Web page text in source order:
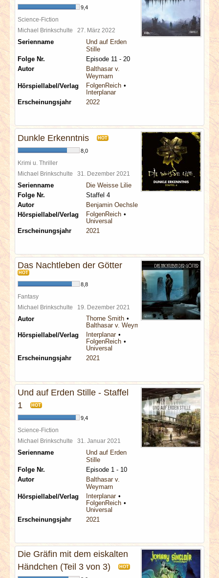
9,4
Science-Fiction
Michael Brinkschulte 27. März 2022
Serienname
Und auf Erden
Stille
Folge Nr.
Episode 11 - 20
Autor
Balthasar v.
Weymarn
Hörspiellabel/Verlag
FolgenReich
Interplanar
Erscheinungsjahr
2022
Dunkle Erkenntnis HOT
8,0
Krimi u. Thriller
Michael Brinkschulte 31. Dezember 2021
Serienname
Die Weisse Lilie
Folge Nr.
Staffel 4
Autor
Benjamin Oechsle
Hörspiellabel/Verlag
FolgenReich
Universal
Erscheinungsjahr
2021
Das Nachtleben der Götter
HOT
8,8
Fantasy
Michael Brinkschulte 19. Dezember 2021
Autor
Thorne Smith
Balthasar v. Weymarn
Hörspiellabel/Verlag
Interplanar
FolgenReich
Universal
Erscheinungsjahr
2021
Und auf Erden Stille - Staffel
1
HOT
9,4
Science-Fiction
Michael Brinkschulte 31. Januar 2021
Serienname
Und auf Erden
Stille
Folge Nr.
Episode 1 - 10
Autor
Balthasar v.
Weymarn
Hörspiellabel/Verlag
Interplanar
FolgenReich
Universal
Erscheinungsjahr
2021
Die Gräfin mit dem eiskalten
Händchen (Teil 3 von 3)
HOT